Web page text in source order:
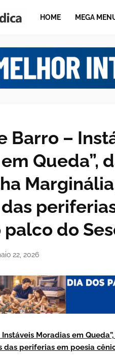
HOME MEGA
Barro –
Queda”,
do
22, 2026
Moradias em
das periferias em poesia